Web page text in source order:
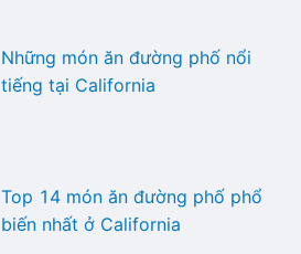
Những món ăn đường phố nổi
tiếng tại California
Top 14 món ăn đường phố phổ
biến nhất ở California